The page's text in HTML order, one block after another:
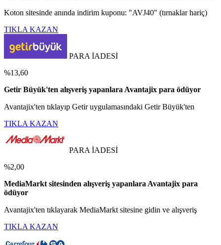
Koton sitesinde anında indirim kuponu: "AVJ40" (tırnaklar hariç)
TIKLA KAZAN
PARA İADESİ
%13,60
Getir Büyük'ten alışveriş yapanlara Avantajix para ödüyor
Avantajix'ten tıklayıp Getir uygulamasındaki Getir Büyük'ten
TIKLA KAZAN
PARA İADESİ
%2,00
MediaMarkt sitesinden alışveriş yapanlara Avantajix para
ödüyor
Avantajix'ten tıklayarak MediaMarkt sitesine gidin ve alışveriş
TIKLA KAZAN